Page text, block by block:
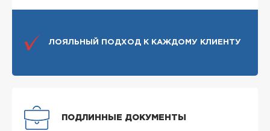
ЛОЯЛЬНЫЙ ПОДХОД К КАЖДОМУ КЛИЕНТУ
ПОДЛИННЫЕ ДОКУМЕНТЫ